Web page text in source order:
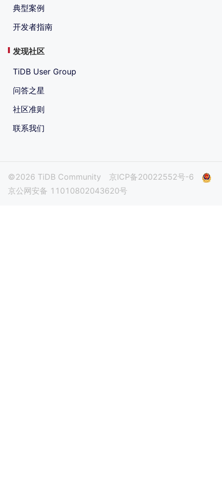
典型案例
开发者指南
发现社区
TiDB User Group
问答之星
社区准则
联系我们
©2026 TiDB Community
京ICP备20022552号-6
京公网安备 11010802043620号